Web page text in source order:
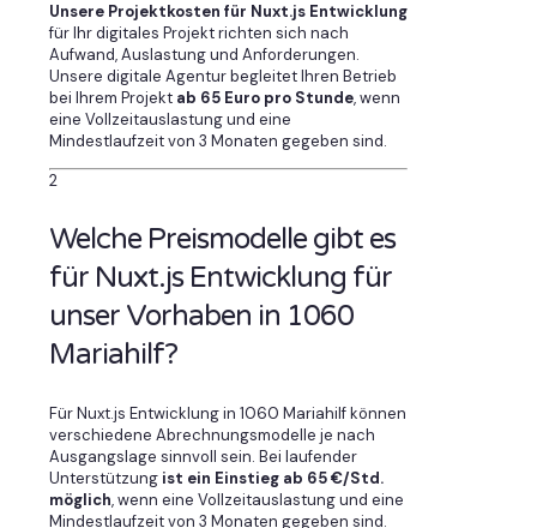
Unsere Projektkosten für Nuxt.js Entwicklung
für Ihr digitales Projekt richten sich nach
Aufwand, Auslastung und Anforderungen.
Unsere digitale Agentur begleitet Ihren Betrieb
bei Ihrem Projekt ab 65 Euro pro Stunde, wenn
eine Vollzeitauslastung und eine
Mindestlaufzeit von 3 Monaten gegeben sind.
2
Welche Preismodelle gibt es
für Nuxt.js Entwicklung für
unser Vorhaben in 1060
Mariahilf?
Für Nuxt.js Entwicklung in 1060 Mariahilf können
verschiedene Abrechnungsmodelle je nach
Ausgangslage sinnvoll sein. Bei laufender
Unterstützung ist ein Einstieg ab 65 €/Std.
möglich, wenn eine Vollzeitauslastung und eine
Mindestlaufzeit von 3 Monaten gegeben sind.